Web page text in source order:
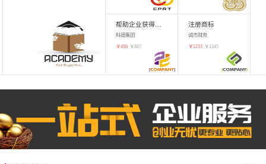
科德集团
￥456 ￥887
注册商标
诚杰财务
￥ 1233 ￥ 1345